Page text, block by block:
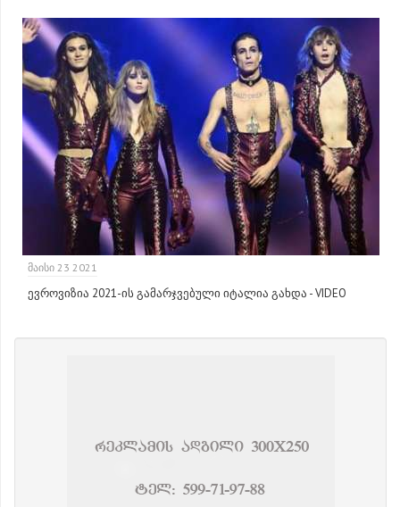
ᲛᲐᲘᲡᲘ 23 2021
ევროვიზია 2021-ის გამარჯვებული იტალია გახდა - VIDEO